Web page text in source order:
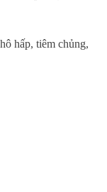
hấp, tiêm chủng,